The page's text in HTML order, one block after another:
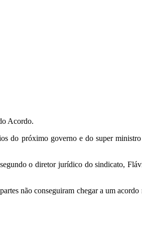
Acordo.
do próximo governo e do super
o diretor jurídico do sindicato,
não conseguiram chegar a um acordo